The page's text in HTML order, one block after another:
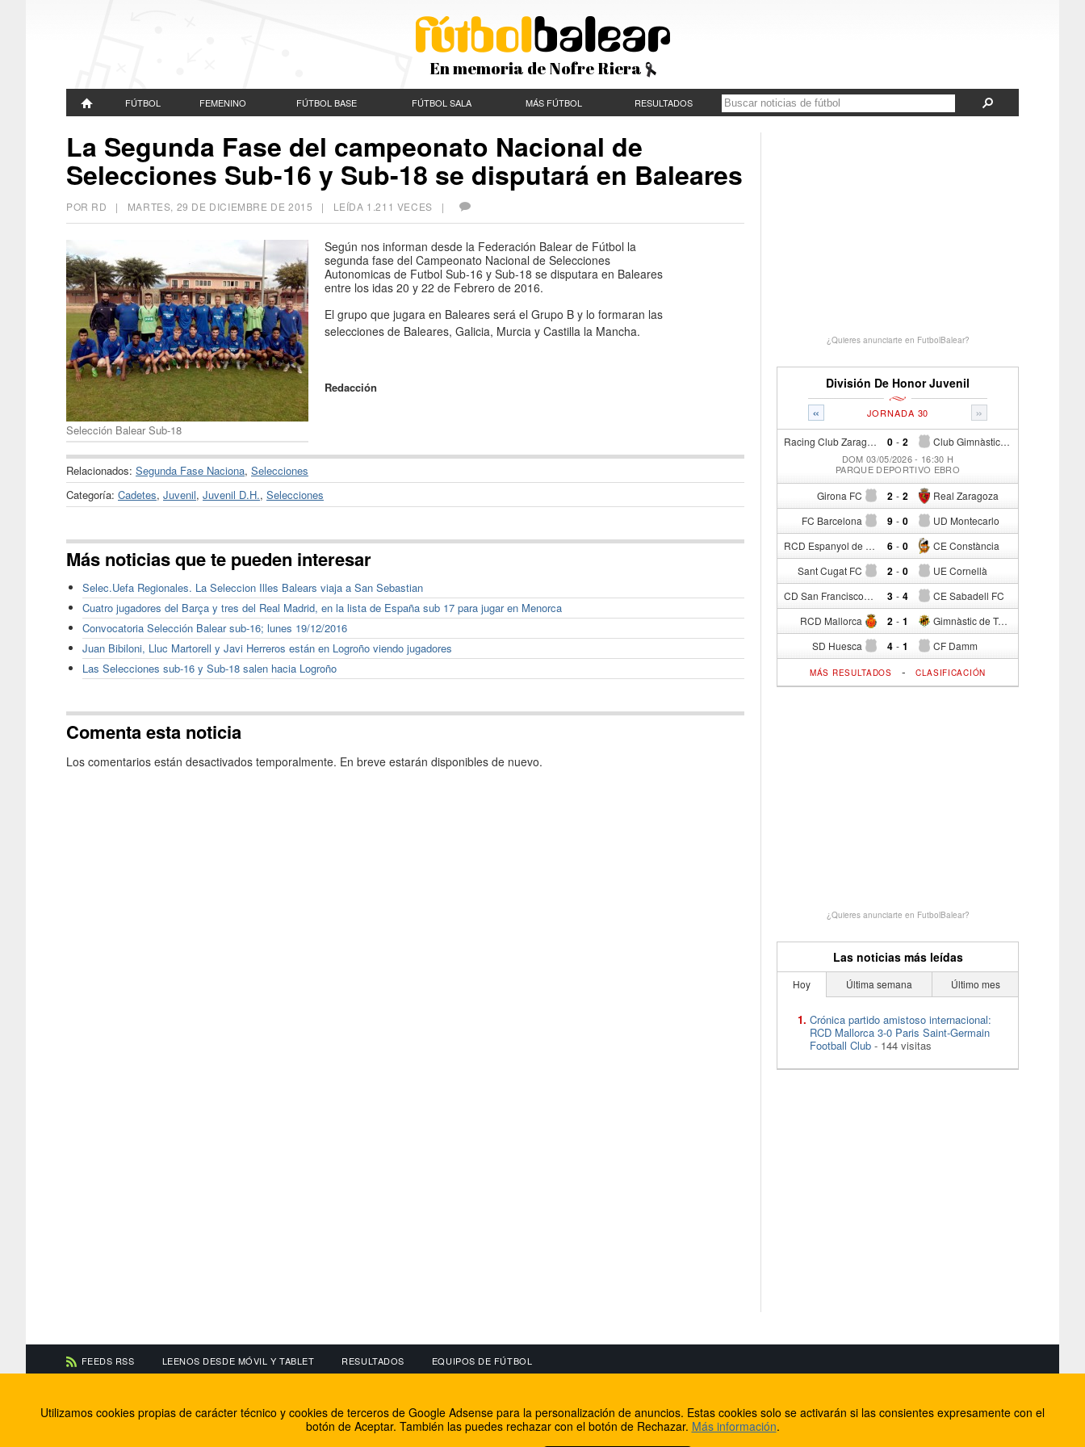
En memoria de Nofre Riera
FÚTBOL FEMENINO FÚTBOL BASE FÚTBOL SALA MÁS FÚTBOL RESULTADOS
La Segunda Fase del campeonato Nacional de
Selecciones Sub-16 y Sub-18 se disputará en Baleares
POR RD | MARTES, 29 DE DICIEMBRE DE 2015 | LEÍDA 1.211 VECES |
Selección Balear Sub-18
Según nos informan desde la Federación Balear de Fútbol la
segunda fase del Campeonato Nacional de Selecciones
Autonomicas de Futbol Sub-16 y Sub-18 se disputara en Baleares
entre los idas 20 y 22 de Febrero de 2016.
El grupo que jugara en Baleares será el Grupo B y lo formaran las
selecciones de Baleares, Galicia, Murcia y Castilla la Mancha.
Redacción
Relacionados: Segunda Fase Naciona, Selecciones
Categoría: Cadetes, Juvenil, Juvenil D.H., Selecciones
Más noticias que te pueden interesar
Selec.Uefa Regionales. La Seleccion Illes Balears viaja a San Sebastian
Cuatro jugadores del Barça y tres del Real Madrid, en la lista de España sub 17 para jugar en Menorca
Convocatoria Selección Balear sub-16; lunes 19/12/2016
Juan Bibiloni, Lluc Martorell y Javi Herreros están en Logroño viendo jugadores
Las Selecciones sub-16 y Sub-18 salen hacia Logroño
Comenta esta noticia
Los comentarios están desactivados temporalmente. En breve estarán disponibles de nuevo.
¿Quieres anunciarte en FutbolBalear?
División De Honor Juvenil
« »
JORNADA 30
Racing Club Zaragoza 0 - Club Gimnàstic Manresa
2
DOM 03/05/2026 - 16:30 H
PARQUE DEPORTIVO EBRO
Girona FC 2 - Real Zaragoza
2
FC Barcelona 9 - UD Montecarlo
0
RCD Espanyol de Barcelona 6 - CE Constància
0
Sant Cugat FC 2 - UE Cornellà
0
CD San Francisco 3 - CE Sabadell FC
4
RCD Mallorca 2 - Gimnàstic de Tarragona
1
SD Huesca 4 - CF Damm
1
MÁS RESULTADOS - CLASIFICACIÓN
¿Quieres anunciarte en FutbolBalear?
Las noticias más leídas
Hoy Última semana Último mes
Crónica partido amistoso internacional:
RCD Mallorca 3-0 Paris Saint-Germain
Football Club - 144 visitas
FEEDS RSS LEENOS DESDE MÓVIL Y TABLET RESULTADOS EQUIPOS DE FÚTBOL
Información de contacto
El equipo de FútbolBalear
Soluciones Corporativas IP
Facebook
Twitter
Internet Rural Mallorca
Registro de dominios
Utilizamos cookies propias de carácter técnico y cookies de terceros de Google Adsense para la personalización de anuncios. Estas cookies solo se activarán si las consientes expresamente con el
botón de Aceptar. También las puedes rechazar con el botón de Rechazar. Más información.